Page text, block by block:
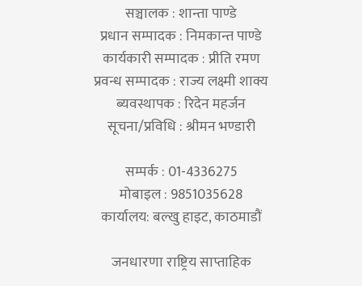
सञ्चालक : शान्ता पाण्डे
प्रधान सम्पादक : निमकान्त पाण्डे
कार्यकारी सम्पादक : प्रीति रमण
प्रवन्ध सम्पादक : राज्य लक्ष्मी शाक्य
ब्यवस्थापक : रिदेन महर्जन
सूचना/प्रविधि : श्रीमन भण्डारी
सम्पर्क : 01-4336275
मोबाइल : 9851035628
कार्यालय: बल्खु हाइट, काठमाडौं
जनधारणा राष्ट्रिय साप्ताहिक